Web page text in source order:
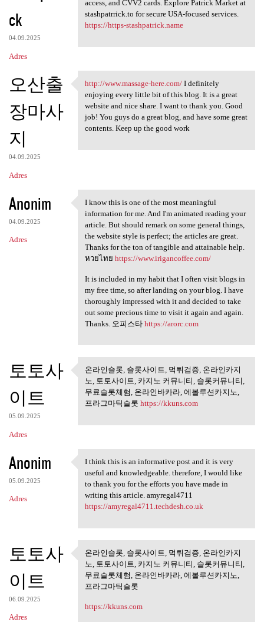
ck
04.09.2025
Adres
access, and CVV2 cards. Explore Patrick Market at
stashpatrrick.to for secure USA-focused services.
https://https-stashpatrick.name
오산출
장마사
지
04.09.2025
Adres
http://www.massage-here.com/
http://www.massage-here.com/I definitely
enjoying every little bit of this blog. It is a great
website and nice share. I want to thank you. Good
job! You guys do a great blog, and have some great
contents. Keep up the good work
Anonim
04.09.2025
Adres
I know this is one of the
I know this is one of the most meaningful
information for me. And I'm animated reading your
article. But should remark on some general things,
the website style is perfect; the articles are great.
Thanks for the ton of tangible and attainable help.
หวยไทย https://www.irigancoffee.com/
It is included in my habit that I often visit blogs in
my free time, so after landing on your blog. I have
thoroughly impressed with it and decided to take
out some precious time to visit it again and again.
Thanks. 오피스타 https://arorc.com
토토사
이트
05.09.2025
Adres
온라인슬롯, 슬롯사이트, 먹튀검
증, 온라인카지노,
온라인슬롯, 슬롯사이트, 먹튀검증, 온라인카지
노, 토토사이트, 카지노 커뮤니티, 슬롯커뮤니티,
무료슬롯체험, 온라인바카라, 에볼루션카지노,
프라그마틱슬롯 https://kkuns.com
Anonim
05.09.2025
Adres
I think this is an
I think this is an informative post and it is very
useful and knowledgeable. therefore, I would like
to thank you for the efforts you have made in
writing this article. amyregal4711
https://amyregal4711.techdesh.co.uk
토토사
이트
06.09.2025
Adres
온라인슬롯, 슬롯사이트, 먹튀검
증, 온라인카지노,
온라인슬롯, 슬롯사이트, 먹튀검증, 온라인카지
노, 토토사이트, 카지노 커뮤니티, 슬롯커뮤니티,
무료슬롯체험, 온라인바카라, 에볼루션카지노,
프라그마틱슬롯
https://kkuns.com